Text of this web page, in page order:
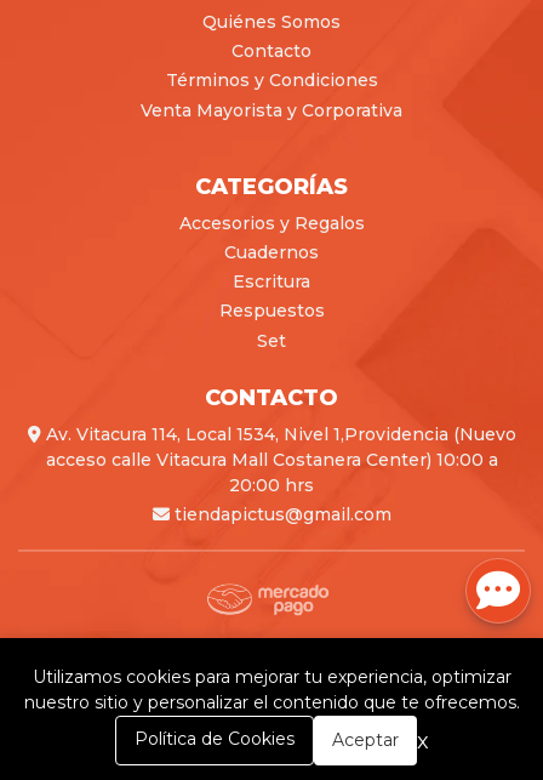
Quiénes Somos
Contacto
Términos y Condiciones
Venta Mayorista y Corporativa
CATEGORÍAS
Accesorios y Regalos
Cuadernos
Escritura
Respuestos
Set
CONTACTO
Av. Vitacura 114, Local 1534, Nivel 1,Providencia (Nuevo
acceso calle Vitacura Mall Costanera Center) 10:00 a
20:00 hrs
tiendapictus@gmail.com
Creado porBsale
0
Utilizamos cookies para mejorar tu experiencia, optimizar
nuestro sitio y personalizar el contenido que te ofrecemos.
Política de Cookies
Aceptar x